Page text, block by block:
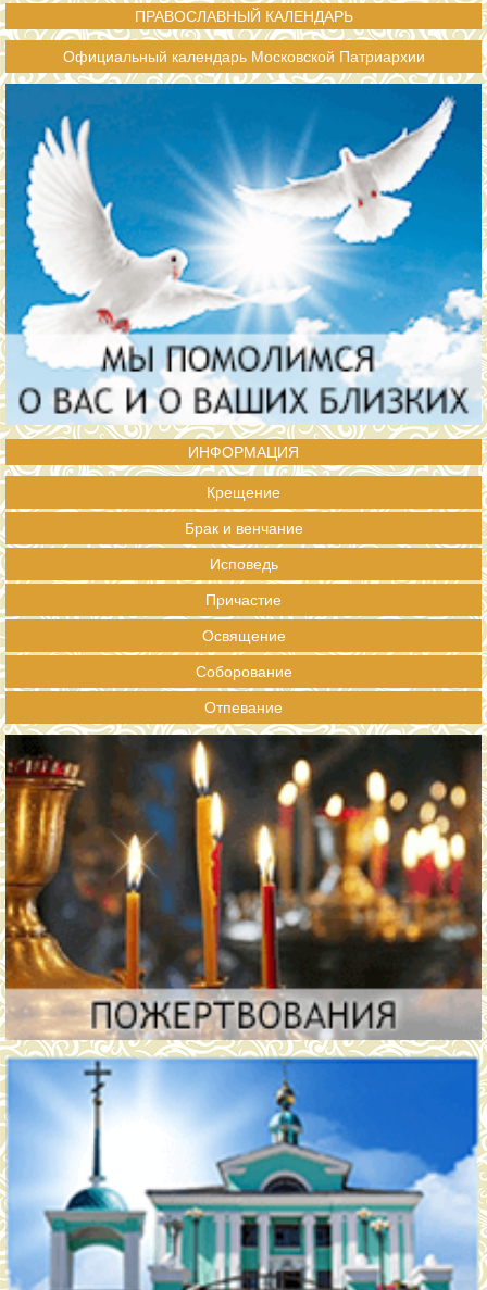
ПРАВОСЛАВНЫЙ КАЛЕНДАРЬ
Официальный календарь Московской Патриархии
ИНФОРМАЦИЯ
Крещение
Брак и венчание
Исповедь
Причастие
Освящение
Соборование
Отпевание